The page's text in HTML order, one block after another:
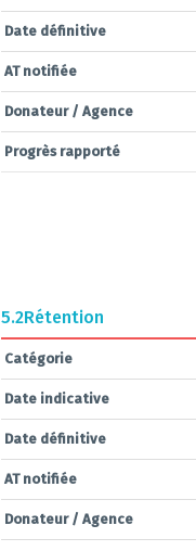
Date définitive
AT notifiée
Donateur / Agence
Progrès rapporté
5.2Rétention
Catégorie
Date indicative
Date définitive
AT notifiée
Donateur / Agence